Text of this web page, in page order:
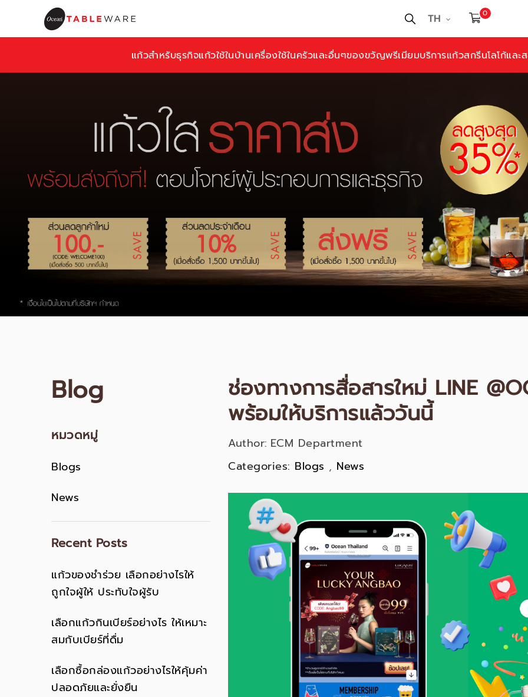
TH 0
แก้วสำหรับธุรกิจแก้วใช้ในบ้านเครื่องใช้ในครัวและอื่นๆของขวัญพรีเมียมบริการแก้วสกรีนโลโก้และ
ช่องทางการสื่อสารใหม่ LINE
พร้อมให้บริการแล้ววันนี้
Author: ECM Department
Categories: Blogs , News
Blog
หมวดหมู่
Blogs
News
Recent Posts
แก้วของชำร่วย เลือกอย่างไรให้
ถูกใจผู้ให้ ประทับใจผู้รับ
เลือกแก้วกินเบียร์อย่างไร ให้เหมาะ
สมกับเบียร์ที่ดื่ม
เลือกซื้อกล่องแก้วอย่างไรให้คุ้มค่า
ปลอดภัยและยั่งยืน